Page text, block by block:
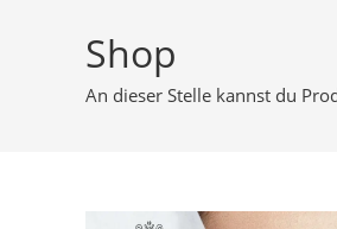
Shop
An dieser Stelle kannst du